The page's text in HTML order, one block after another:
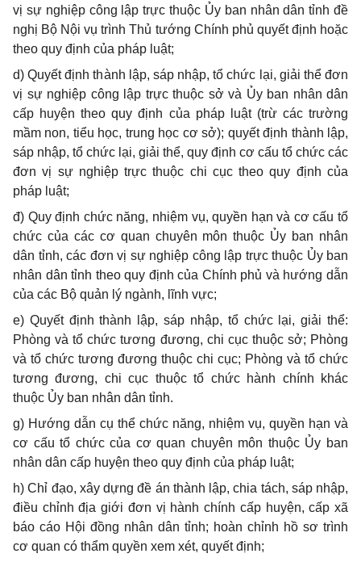
vị sự nghiệp công lập trực thuộc Ủy ban nhân dân tỉnh đề
nghị Bộ Nội vụ trình Thủ tướng Chính phủ quyết định hoặc
theo quy định của pháp luật;
d) Quyết định thành lập, sáp nhập, tổ chức lại, giải thể đơn
vị sự nghiệp công lập trực thuộc sở và Ủy ban nhân dân
cấp huyện theo quy định của pháp luật (trừ các trường
mầm non, tiểu học, trung học cơ sở); quyết định thành lập,
sáp nhập, tổ chức lại, giải thể, quy định cơ cấu tổ chức các
đơn vị sự nghiệp trực thuộc chi cục theo quy định của
pháp luật;
đ) Quy định chức năng, nhiệm vụ, quyền hạn và cơ cấu tổ
chức của các cơ quan chuyên môn thuộc Ủy ban nhân
dân tỉnh, các đơn vị sự nghiệp công lập trực thuộc Ủy ban
nhân dân tỉnh theo quy định của Chính phủ và hướng dẫn
của các Bộ quản lý ngành, lĩnh vực;
e) Quyết định thành lập, sáp nhập, tổ chức lại, giải thể:
Phòng và tổ chức tương đương, chi cục thuộc sở; Phòng
và tổ chức tương đương thuộc chi cục; Phòng và tổ chức
tương đương, chi cục thuộc tổ chức hành chính khác
thuộc Ủy ban nhân dân tỉnh.
g) Hướng dẫn cụ thể chức năng, nhiệm vụ, quyền hạn và
cơ cấu tổ chức của cơ quan chuyên môn thuộc Ủy ban
nhân dân cấp huyện theo quy định của pháp luật;
h) Chỉ đạo, xây dựng đề án thành lập, chia tách, sáp nhập,
điều chỉnh địa giới đơn vị hành chính cấp huyện, cấp xã
báo cáo Hội đồng nhân dân tỉnh; hoàn chỉnh hồ sơ trình
cơ quan có thẩm quyền xem xét, quyết định;